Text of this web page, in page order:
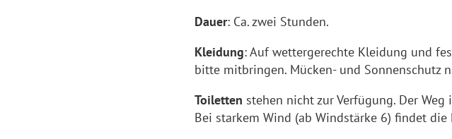
Dauer: Ca. zwei Stunden.
Kleidung: Auf wettergerechte Kleidung und
bitte mitbringen. Mücken- und Sonnenschutz
Toiletten stehen nicht zur Verfügung. Der
Bei starkem Wind (ab Windstärke 6) findet